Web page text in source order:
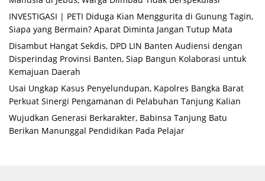
INVESTIGASI | PETI Diduga Kian Menggurita di Gunung Tagin,
Siapa yang Bermain? Aparat Diminta Jangan Tutup Mata
Disambut Hangat Sekdis, DPD LIN Banten Audiensi dengan
Disperindag Provinsi Banten, Siap Bangun Kolaborasi untuk
Kemajuan Daerah
Usai Ungkap Kasus Penyelundupan, Kapolres Bangka Barat
Perkuat Sinergi Pengamanan di Pelabuhan Tanjung Kalian
Wujudkan Generasi Berkarakter, Babinsa Tanjung Batu
Berikan Manunggal Pendidikan Pada Pelajar